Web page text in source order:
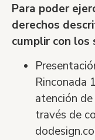
Para poder
derechos
cumplir con
Rinconada
atención de
través de